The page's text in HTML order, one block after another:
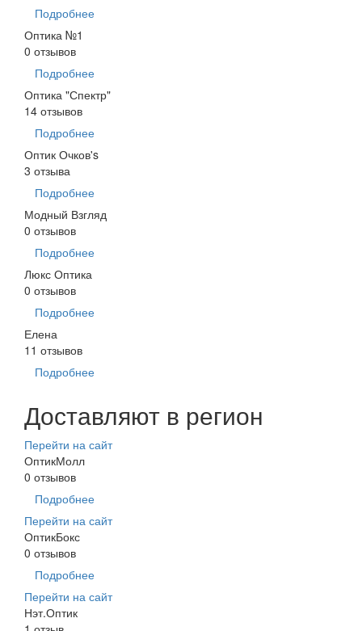
Подробнее
Оптика №1
0 отзывов
Подробнее
Оптика "Спектр"
14 отзывов
Подробнее
Оптик Очков's
3 отзыва
Подробнее
Модный Взгляд
0 отзывов
Подробнее
Люкс Оптика
0 отзывов
Подробнее
Елена
11 отзывов
Подробнее
Доставляют в регион
Перейти на сайт
ОптикМолл
0 отзывов
Подробнее
Перейти на сайт
ОптикБокс
0 отзывов
Подробнее
Перейти на сайт
Нэт.Оптик